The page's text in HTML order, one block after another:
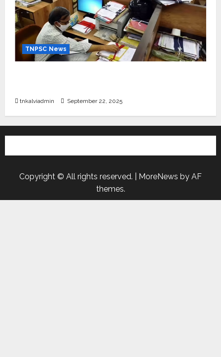
TNPSC News
tnkalviadmin September 22, 2025
Copyright © All rights reserved. MoreNews by AF
themes.